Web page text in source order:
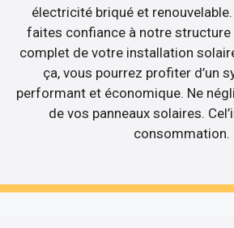
électricité briqué et renouvelable.
faites confiance à notre structure
complet de votre installation
ça, vous pourrez profiter d’un
performant et économique. Ne
de vos panneaux solaires.
consommation.